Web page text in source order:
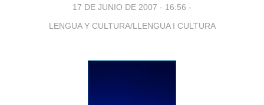
17 DE JUNIO DE 2007 - 16:56 -
LENGUA Y CULTURA/LLENGUA I CULTURA